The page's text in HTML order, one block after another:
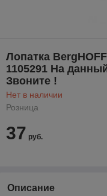
Лопатка
1105291 На
Звоните !
Нет в наличии
Розница
37 руб.
Описание